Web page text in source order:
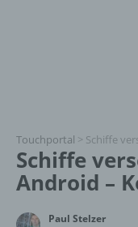
Touchportal > Schiffe
Schiffe
Android –
Paul Stelzer